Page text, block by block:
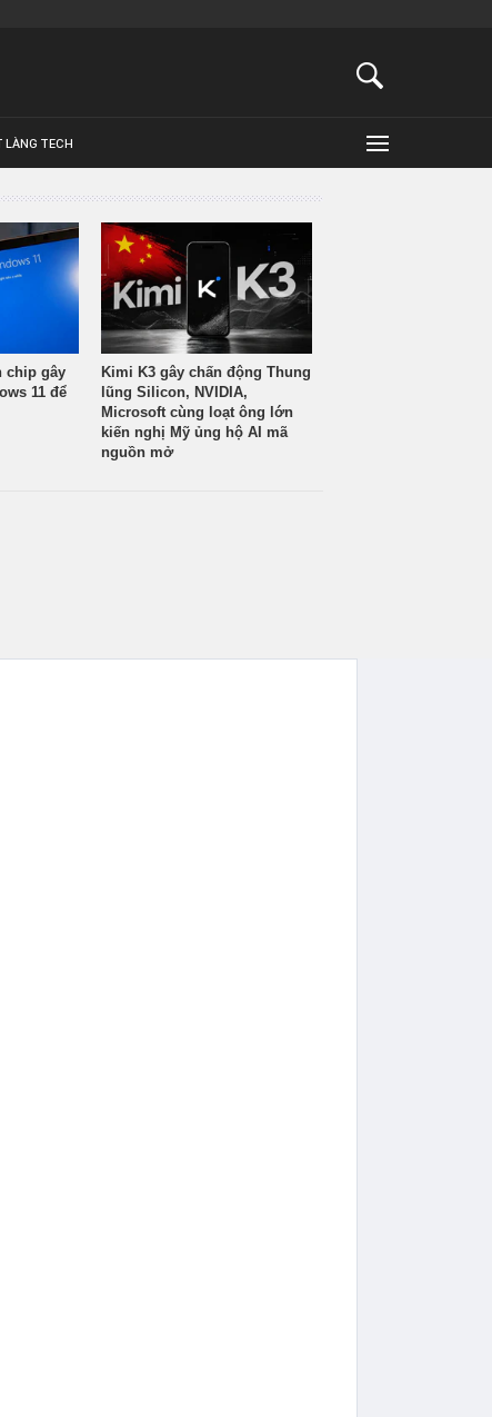
LÀNG TECH
chip gây
11 để
Kimi K3 gây chấn động Thung
lũng Silicon, NVIDIA,
Microsoft cùng loạt ông lớn
kiến nghị Mỹ ủng hộ AI mã
nguồn mở